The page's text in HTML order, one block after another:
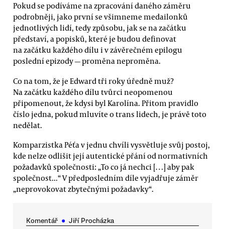
Pokud se podíváme na zpracování daného záměru
podrobněji, jako první se všimneme medailonků
jednotlivých lidí, tedy způsobu, jak se na začátku
představí, a popisků, které je budou definovat
na začátku každého dílu i v závěrečném epilogu
poslední epizody — proměna neproměna.
Co na tom, že je Edward tři roky úředně muž?
Na začátku každého dílu tvůrci neopomenou
připomenout, že kdysi byl Karolína. Přitom pravidlo
číslo jedna, pokud mluvíte o trans lidech, je právě toto
nedělat.
Komparzistka Péťa v jednu chvíli vysvětluje svůj postoj,
kde nelze odlišit její autentické přání od normativních
požadavků společnosti: „To co já nechci […] aby pak
společnost...“ V předposledním díle vyjadřuje záměr
„neprovokovat zbytečnými požadavky“.
Komentář ● Jiří Procházka